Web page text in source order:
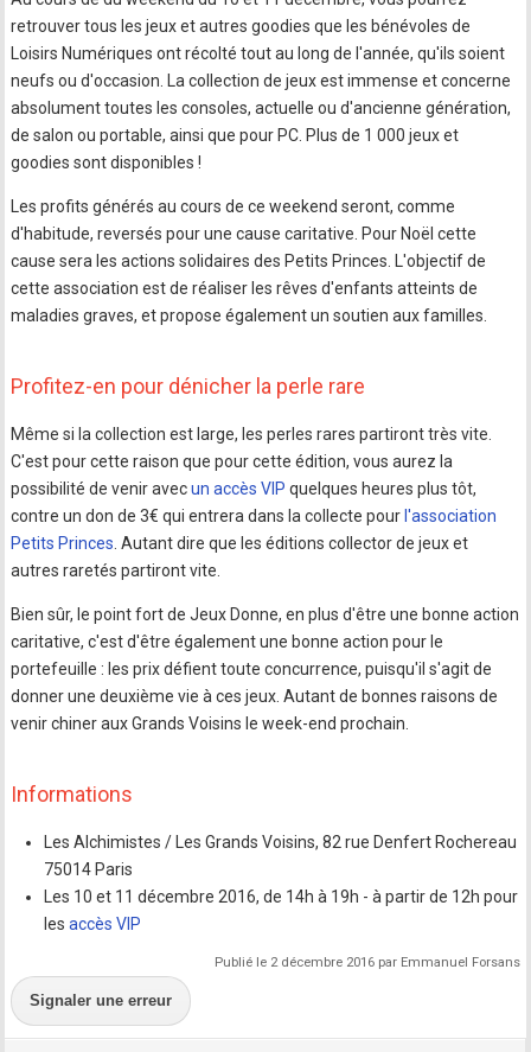
retrouver tous les jeux et autres goodies que les bénévoles de
Loisirs Numériques ont récolté tout au long de l'année, qu'ils soient
neufs ou d'occasion. La collection de jeux est immense et concerne
absolument toutes les consoles, actuelle ou d'ancienne génération,
de salon ou portable, ainsi que pour PC. Plus de 1 000 jeux et
goodies sont disponibles !
Les profits générés au cours de ce weekend seront, comme
d'habitude, reversés pour une cause caritative. Pour Noël cette
cause sera les actions solidaires des Petits Princes. L'objectif de
cette association est de réaliser les rêves d'enfants atteints de
maladies graves, et propose également un soutien aux familles.
Profitez-en pour dénicher la perle rare
Même si la collection est large, les perles rares partiront très vite.
C'est pour cette raison que pour cette édition, vous aurez la
possibilité de venir avecun accès VIP quelques heures plus tôt,
contre un don de 3€ qui entrera dans la collecte pour l'association
Petits Princes . Autant dire que les éditions collector de jeux et
autres raretés partiront vite.
Bien sûr, le point fort de Jeux Donne, en plus d'être une bonne action
caritative, c'est d'être également une bonne action pour le
portefeuille : les prix défient toute concurrence, puisqu'il s'agit de
donner une deuxième vie à ces jeux. Autant de bonnes raisons de
venir chiner aux Grands Voisins le week-end prochain.
Informations
Les Alchimistes / Les Grands Voisins, 82 rue Denfert Rochereau
75014 Paris
Les 10 et 11 décembre 2016, de 14h à 19h - à partir de 12h pour
lesaccès VIP
Publié le 2 décembre 2016 par Emmanuel Forsans
Signaler une erreur